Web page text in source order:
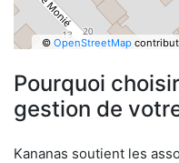
© OpenStreetMap
Pourquoi
gestion de
Kananas soutient les